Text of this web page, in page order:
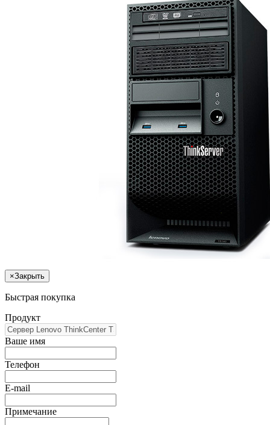
×Закрыть
Быстрая покупка
Продукт
Ваше имя
Телефон
E-mail
Примечание